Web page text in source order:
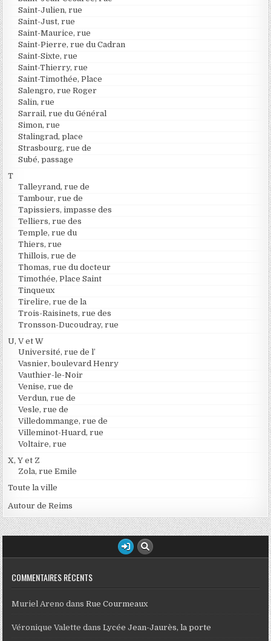
Saint-Julien, rue
Saint-Just, rue
Saint-Maurice, rue
Saint-Pierre, rue du Cadran
Saint-Sixte, rue
Saint-Thierry, rue
Saint-Timothée, Place
Salengro, rue Roger
Salin, rue
Sarrail, rue du Général
Simon, rue
Stalingrad, place
Strasbourg, rue de
Subé, passage
T
Talleyrand, rue de
Tambour, rue de
Tapissiers, impasse des
Telliers, rue des
Temple, rue du
Thiers, rue
Thillois, rue de
Thomas, rue du docteur
Timothée, Place Saint
Tinqueux
Tirelire, rue de la
Trois-Raisinets, rue des
Tronsson-Ducoudray, rue
U, V et W
Université, rue de l’
Vasnier, boulevard Henry
Vauthier-le-Noir
Venise, rue de
Verdun, rue de
Vesle, rue de
Villedommange, rue de
Villeminot-Huard, rue
Voltaire, rue
X, Y et Z
Zola, rue Emile
Toute la ville
Autour de Reims
COMMENTAIRES RÉCENTS
Muriel Areno dansRue Courmeaux
Véronique Valette dansLycée Jean-Jaurès, la porte